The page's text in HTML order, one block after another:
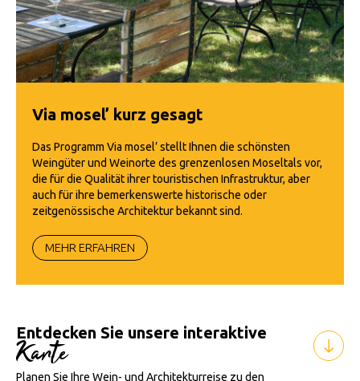
Via mosel’ kurz gesagt
Das Programm Via mosel’ stellt Ihnen die schönsten
Weingüter und Weinorte des grenzenlosen Moseltals vor,
die für die Qualität ihrer touristischen Infrastruktur, aber
auch für ihre bemerkenswerte historische oder
zeitgenössische Architektur bekannt sind.
MEHR ERFAHREN
Entdecken Sie unsere interaktive
Karte
Planen Sie Ihre Wein- und Architekturreise zu den